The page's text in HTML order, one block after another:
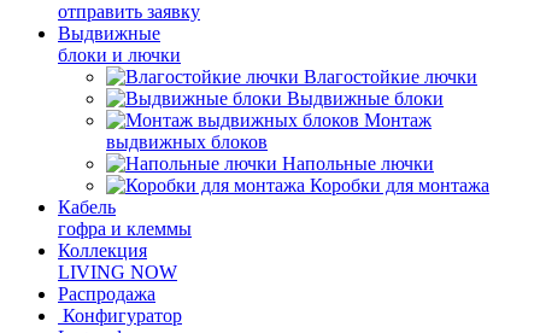
отправить заявку
Выдвижные
блоки и лючки
Влагостойкие лючки
Выдвижные блоки
Монтаж
выдвижных блоков
Напольные лючки
Коробки для монтажа
Кабель
гофра и клеммы
Коллекция
LIVING NOW
Распродажа
Конфигуратор